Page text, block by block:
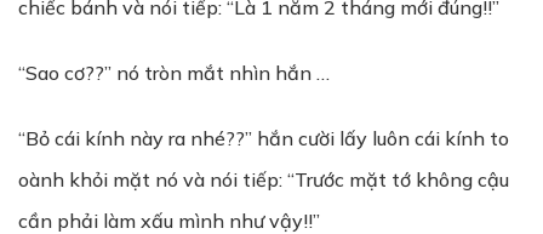
chiếc bánh và nói tiếp: “Là 1 năm 2 tháng mới đúng!!”
“Sao cơ??” nó tròn mắt nhìn hắn …
“Bỏ cái kính này ra nhé??” hắn cười lấy luôn cái kính to
oành khỏi mặt nó và nói tiếp: “Trước mặt tớ không cậu
cần phải làm xấu mình như vậy!!”